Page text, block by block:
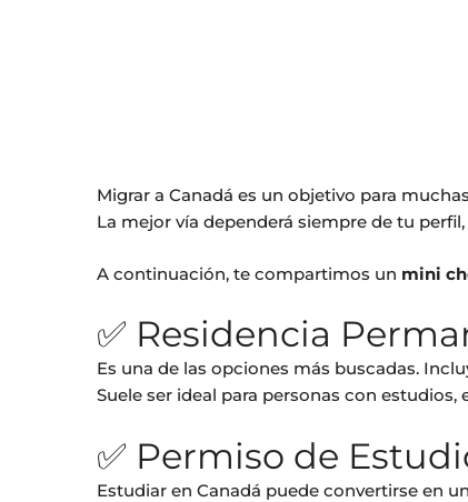
Migrar a Canadá es un objetivo para
La mejor vía dependerá siempre de tu
A continuación, te compartimos un mini
✅ Residencia
Es una de las opciones más buscadas.
Suele ser ideal para personas con
✅ Permiso de
Estudiar en Canadá puede convertirse en